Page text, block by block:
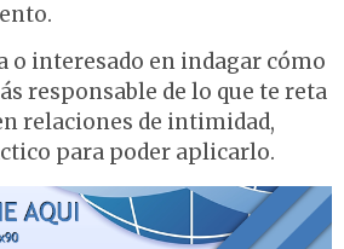
o interesado en indagar cómo
responsable de lo que te reta
relaciones de intimidad,
para poder aplicarlo.